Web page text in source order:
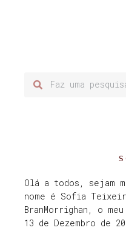
Olá a todos, sejam
nome é Sofia
BranMorrighan, o
13 de Dezembro de